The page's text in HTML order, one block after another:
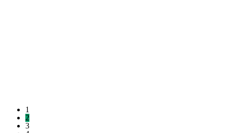
1
2
3